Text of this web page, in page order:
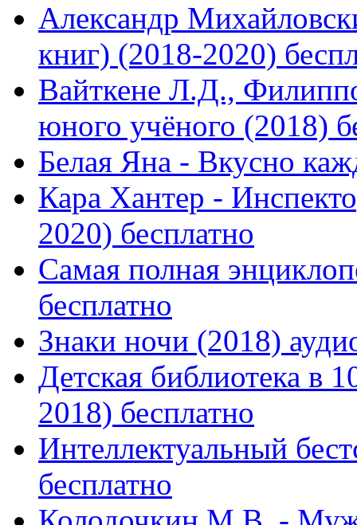
Александр
книг) (2018-2020)
Вайткене Л.Д.,
юного учёного (2018)
Белая Яна - Вкусно
Кара Хантер -
2020) бесплатно
Самая полная
бесплатно
Знаки ночи (2018)
Детская библиотека в
2018) бесплатно
Интеллектуальный
бесплатно